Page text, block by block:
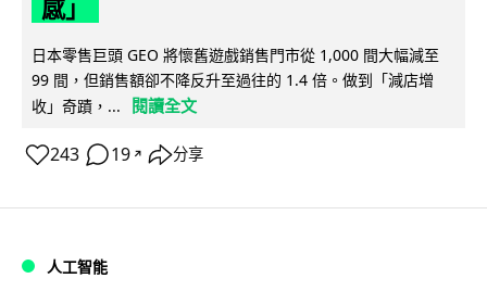
感」
日本零售巨頭 GEO 將懷舊遊戲銷售門市從 1,000 間大幅減至
99 間，但銷售額卻不降反升至過往的 1.4 倍。做到「減店增
收」奇蹟，...
閱讀全文
243 19 ↗ 分享
人工智能